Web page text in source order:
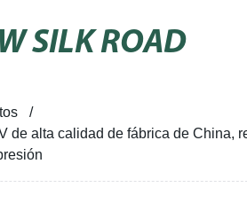
SILK ROAD
de alta calidad de fábrica de China,